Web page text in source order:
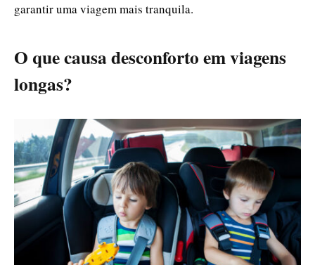
garantir uma viagem mais tranquila.
O que causa desconforto em viagens
longas?